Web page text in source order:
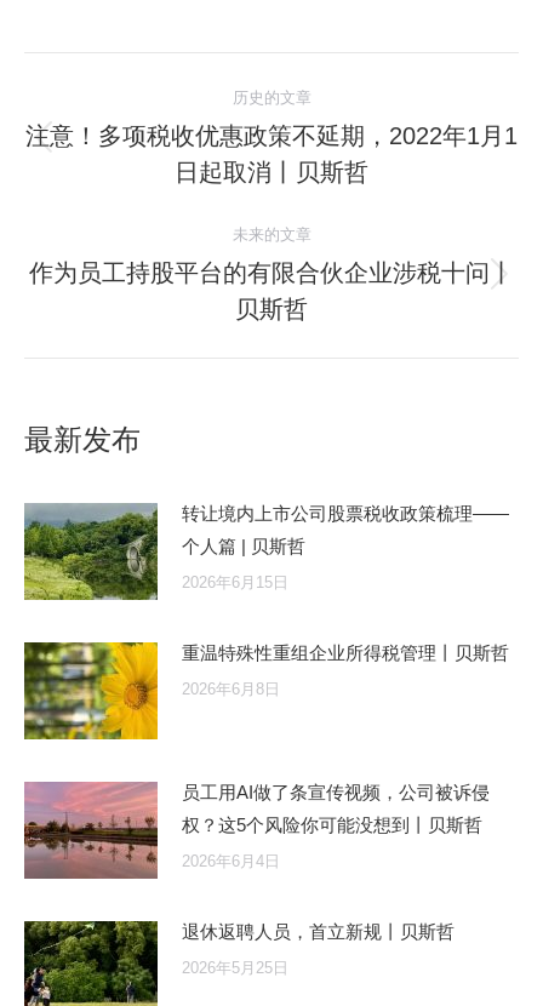
历史的文章
注意！多项税收优惠政策不延期，2022年1月1
日起取消丨贝斯哲
未来的文章
作为员工持股平台的有限合伙企业涉税十问丨
贝斯哲
最新发布
转让境内上市公司股票税收政策梳理——
个人篇 | 贝斯哲
2026年6月15日
重温特殊性重组企业所得税管理丨贝斯哲
2026年6月8日
员工用AI做了条宣传视频，公司被诉侵
权？这5个风险你可能没想到丨贝斯哲
2026年6月4日
退休返聘人员，首立新规丨贝斯哲
2026年5月25日